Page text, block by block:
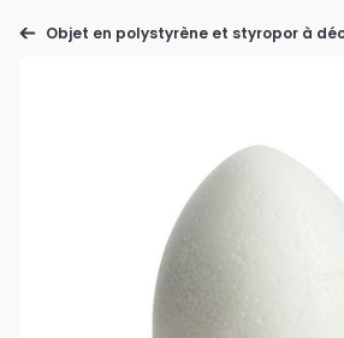
Objet en polystyrène et styropor à